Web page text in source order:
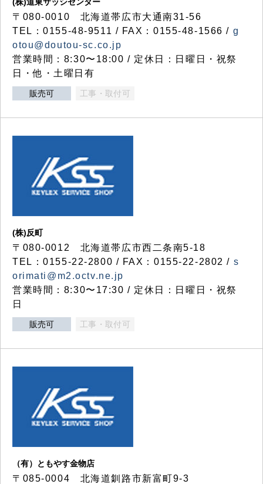
〒080-0010 北海道帯広市大通南31-56
TEL：0155-48-9511 / FAX：0155-48-1566 / g
otou@doutou-sc.co.jp
営業時間：8:30〜18:00 / 定休日：日曜日・祝祭
日・他・土曜日有
販売可 工事・取付可
(株)反町
〒080-0012 北海道帯広市西二条南5-18
TEL：0155-22-2800 / FAX：0155-22-2802 / s
orimati@m2.octv.ne.jp
営業時間：8:30〜17:30 / 定休日：日曜日・祝祭
日
販売可 工事・取付可
（有）ともやす金物店
〒085-0004 北海道釧路市新富町9-3